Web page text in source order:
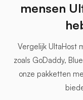
mensen
Vergelijk UltaHost
zoals GoDaddy,
onze pakketten